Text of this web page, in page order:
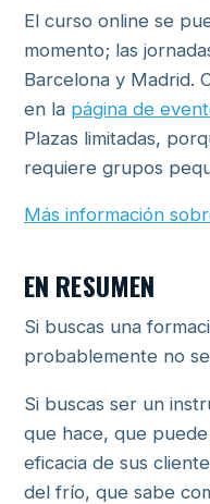
El curso online se
momento; las
Barcelona y Madrid.
en la página de
Plazas limitadas,
requiere grupos
Más información
EN RESUMEN
Si buscas una
probablemente no
Si buscas ser un
que hace, que puede
eficacia de sus
del frío, que sabe